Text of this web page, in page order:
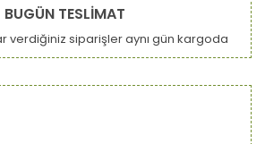
BUGÜN TESLİMAT
verdiğiniz siparişler aynı gün kargoda